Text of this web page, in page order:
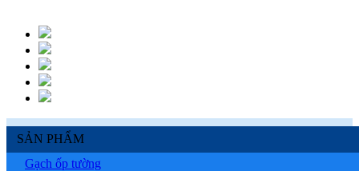
SẢN PHẨM
Gạch ốp tường